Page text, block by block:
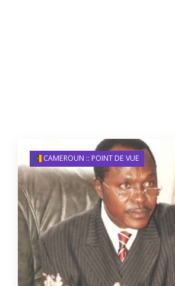
CAMEROUN :: POINT DE VUE